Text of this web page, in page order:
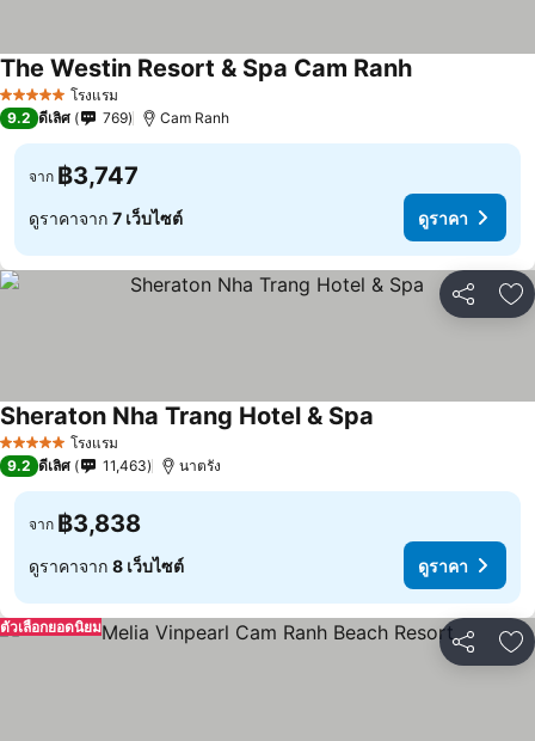
5 ดาว โรงแรม
The Westin Resort & Spa Cam Ranh
9.2 ดีเลิศ 769 Cam Ranh
จาก ฿3,747
ดูราคาจาก 7 เว็บไซต์ ดูราคา
แชร์ เ
5 ดาว โรงแรม
Sheraton Nha Trang Hotel & Spa
9.2 ดีเลิศ 11,463 นาตรัง
จาก ฿3,838
ดูราคาจาก 8 เว็บไซต์ ดูราคา
แชร์ เ
ตัวเลือกยอดนิยม